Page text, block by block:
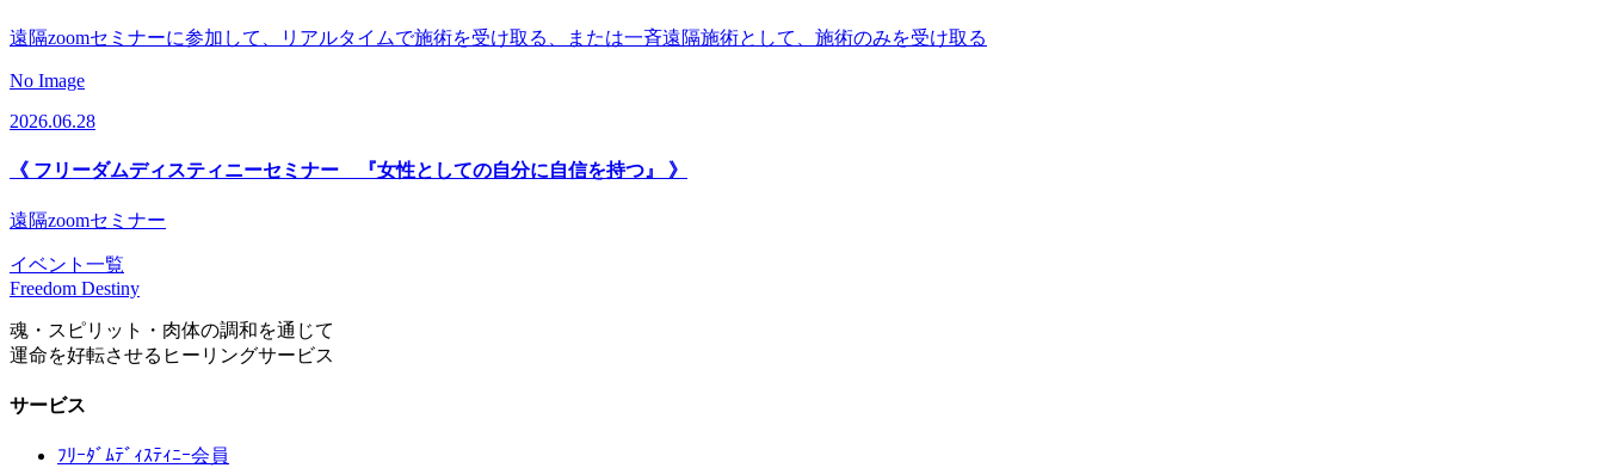
遠隔zoomセミナーに参加して、リアルタイムで施術を受け取る、または一斉遠隔施術として、施術のみを受け取る
No Image
2026.06.28
《 フリーダムディスティニーセミナー 『女性としての自分に自信を持つ』 》
遠隔zoomセミナー
イベント一覧
Freedom Destiny
魂・スピリット・肉体の調和を通じて
運命を好転させるヒーリングサービス
サービス
ﾌﾘｰﾀﾞﾑﾃﾞｨｽﾃｨﾆｰ会員